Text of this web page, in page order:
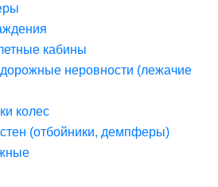
кабины
неровности (лежачие
колес
(отбойники, демпферы)